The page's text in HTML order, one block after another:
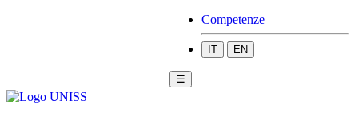
Competenze
IT EN
☰